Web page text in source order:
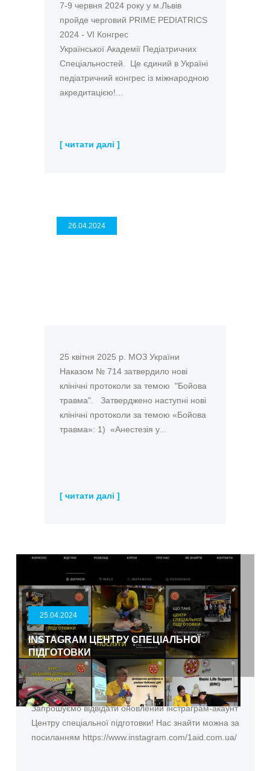
7-9 червня 2024 року у м.Львів
пройде черговий PRIME PEDIATRICS
2024 - VI Конгрес
Української Академії Педіатричних
Спеціальностей. Це єдиний в Україні
педіатричний конгрес із міжнародною
акредитацією!...
[ читати далі ]
26.04.2024
25 квітня 2025 р. МОЗ України
Наказом № 714 затвердило нові
клінічні протоколи за темою "Бойова
травма". Затверджено наступні нові
клінічні протоколи за темою «Бойова
травма»: 1) «Анестезія у...
[ читати далі ]
25.04.2024
INSTAGRAM ЦЕНТРУ СПЕЦІАЛЬНОЇ
ПІДГОТОВКИ
Запрошуємо відвідати оновлений інстраграм-акаунт
Центру спеціальної підготовки! Нас знайти можна за
посиланням https://www.instagram.com/1aid.com.ua/